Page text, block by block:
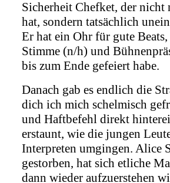
Sicherheit Chefket, der nicht
hat, sondern tatsächlich
Er hat ein Ohr für gute Beats,
Stimme (n/h) und
bis zum Ende gefeiert habe.
Danach gab es endlich die
dich ich mich schelmisch
und Haftbefehl direkt
erstaunt, wie die jungen
Interpreten umgingen. Alice
gestorben, hat sich etliche
dann wieder aufzuerstehen